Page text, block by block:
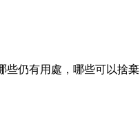
仍有用處，哪些可以捨